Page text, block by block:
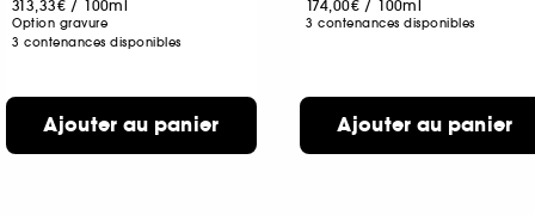
313,33€ / 100ml
Option gravure
3 contenances disponibles
Ajouter au panier
174,00€ / 100ml
3 contenances disponibles
Ajouter au panier